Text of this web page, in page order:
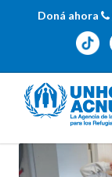
Doná ahora